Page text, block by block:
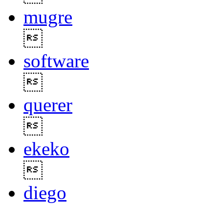
mugre
software
querer
ekeko
diego